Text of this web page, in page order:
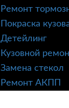
Ремонт
Покраска
Детейлинг
Кузовной
Замена стекол
Ремонт АКПП